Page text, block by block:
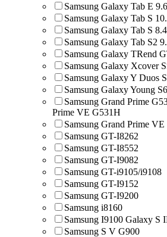
Samsung Galaxy Tab E
Samsung Galaxy Tab S
Samsung Galaxy Tab S 8.4
Samsung Galaxy Tab S2
Samsung Galaxy TRend
Samsung Galaxy Xcover
Samsung Galaxy Y Duos
Samsung Galaxy Young
Samsung Grand Prime
Prime VE G531H
Samsung Grand Prime
Samsung GT-I8262
Samsung GT-I8552
Samsung GT-I9082
Samsung GT-i9105/i9108
Samsung GT-I9152
Samsung GT-I9200
Samsung i8160
Samsung I9100 Galaxy S
Samsung S V G900